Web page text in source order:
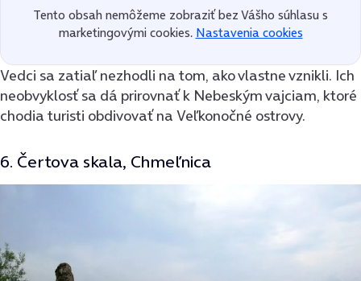
Tento obsah nemôžeme zobraziť bez Vášho súhlasu s
marketingovými cookies. Nastavenia cookies
Vedci sa zatiaľ nezhodli na tom, ako vlastne vznikli. Ich
neobvyklosť sa dá prirovnať k Nebeským vajciam, ktoré
chodia turisti obdivovať na Veľkonočné ostrovy.
6. Čertova skala, Chmeľnica